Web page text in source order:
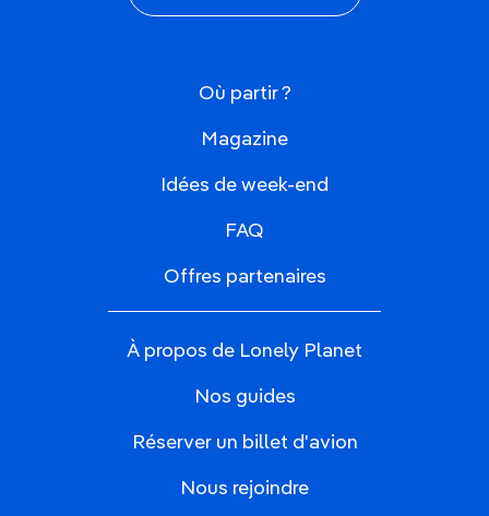
Où partir ?
Magazine
Idées de week-end
FAQ
Offres partenaires
À propos de Lonely Planet
Nos guides
Réserver un billet d'avion
Nous rejoindre